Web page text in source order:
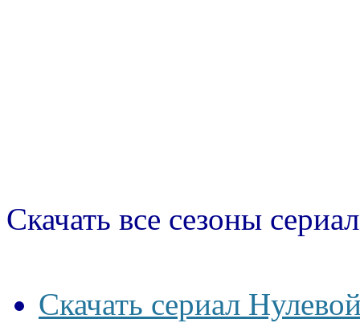
Скачать все сезоны
Скачать сериал